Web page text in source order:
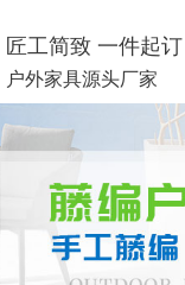
匠工简致 一件起订
户外家具源头厂家